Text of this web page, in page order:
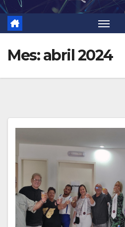
Mes:abril 2024